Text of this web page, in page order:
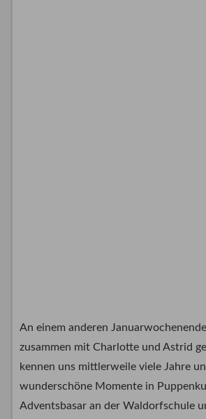
An einem anderen
zusammen mit Charlotte und Astrid
kennen uns mittlerweile viele Jahre
wunderschöne Momente in
Adventsbasar an der Waldorfschule